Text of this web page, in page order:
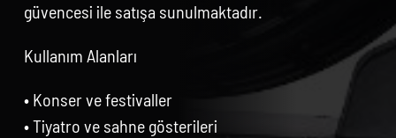
güvencesi ile satışa sunulmaktadır.
Kullanım Alanları
• Konser ve festivaller
• Tiyatro ve sahne gösterileri